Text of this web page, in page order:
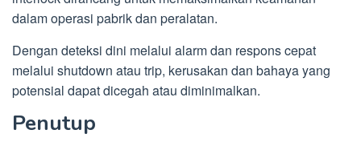
dalam operasi pabrik dan peralatan.
Dengan deteksi dini melalui alarm dan respons cepat
melalui shutdown atau trip, kerusakan dan bahaya yang
potensial dapat dicegah atau diminimalkan.
Penutup